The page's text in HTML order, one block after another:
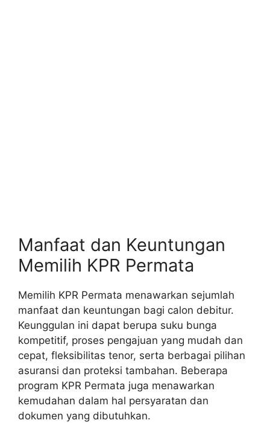
Manfaat dan Keuntungan
Memilih KPR Permata
Memilih KPR Permata menawarkan sejumlah
manfaat dan keuntungan bagi calon debitur.
Keunggulan ini dapat berupa suku bunga
kompetitif, proses pengajuan yang mudah dan
cepat, fleksibilitas tenor, serta berbagai pilihan
asuransi dan proteksi tambahan. Beberapa
program KPR Permata juga menawarkan
kemudahan dalam hal persyaratan dan
dokumen yang dibutuhkan.